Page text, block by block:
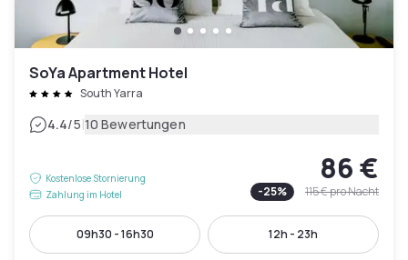
SoYa Apartment Hotel
South Yarra
4.4/5|10 Bewertungen
Kostenlose Stornierung
Zahlung im Hotel
86 €
-25% 115 €pro Nacht
09h30 - 16h30 12h - 23h